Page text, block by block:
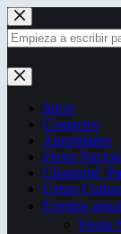
Saltar
al
contenido
Sin
resultados
Inicio
Contactos
Autoridades
Fiesta
Chamamé:
Censo
Eventos
Fiesta